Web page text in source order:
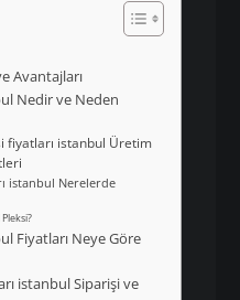
Avantajları
Nedir ve Neden
fiyatları istanbul Üretim
istanbul Nerelerde
Fiyatları Neye Göre
istanbul Siparişi ve